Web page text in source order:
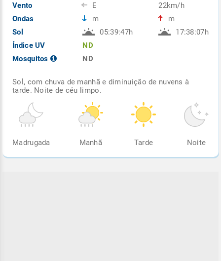
Vento
Ondas
Sol
Índice UV
Mosquitos
E
m
05:39:47h
ND
ND
22km/h
m
17:38:07h
Sol, com chuva de manhã e diminuição de nuvens à
tarde. Noite de céu limpo.
Madrugada Manhã Tarde Noite